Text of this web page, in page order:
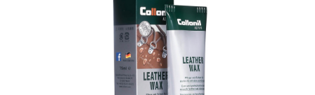
Soins actifs pour des chaussures
en cuir fortement stressées